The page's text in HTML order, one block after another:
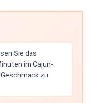
Sie das
im Cajun-
zu